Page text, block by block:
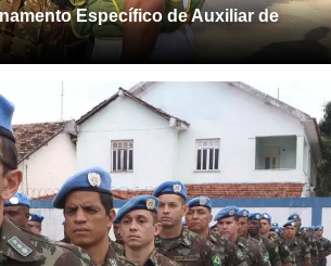
Específico de Auxiliar de